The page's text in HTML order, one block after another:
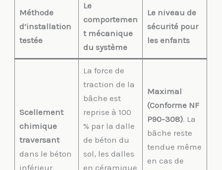
Méthode
d’installation
testée
Le
comportemen
t mécanique
du système
Le niveau de
sécurité pour
les enfants
Scellement
chimique
traversant
dans le béton
inférieur.
La force de
traction de la
bâche est
reprise à 100
% par la dalle
de béton du
sol, les dalles
en céramique
Maximal
(Conforme NF
P90-308). La
bâche reste
tendue même
en cas de